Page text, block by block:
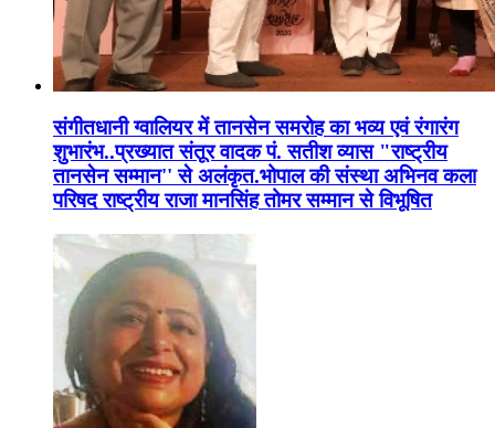
संगीतधानी ग्वालियर में तानसेन समरोह का भव्य एवं रंगारंग
शुभारंभ..प्रख्यात संतूर वादक पं. सतीश व्यास "राष्ट्रीय
तानसेन सम्मान'' से अलंकृत.भोपाल की संस्था अभिनव कला
परिषद राष्ट्रीय राजा मानसिंह तोमर सम्मान से विभूषित